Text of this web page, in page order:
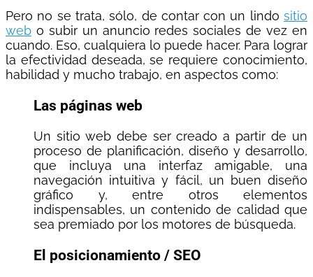
Pero no se trata, sólo, de contar con un lindo sitio
web o subir un anuncio redes sociales de vez en
cuando. Eso, cualquiera lo puede hacer. Para lograr
la efectividad deseada, se requiere conocimiento,
habilidad y mucho trabajo, en aspectos como:
Las páginas web
Un sitio web debe ser creado a partir de un
proceso de planificación, diseño y desarrollo,
que incluya una interfaz amigable, una
navegación intuitiva y fácil, un buen diseño
gráfico y, entre otros elementos
indispensables, un contenido de calidad que
sea premiado por los motores de búsqueda.
El posicionamiento / SEO